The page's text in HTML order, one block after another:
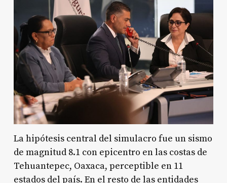
La hipótesis central del simulacro fue un sismo
de magnitud 8.1 con epicentro en las costas de
Tehuantepec, Oaxaca, perceptible en 11
estados del país. En el resto de las entidades